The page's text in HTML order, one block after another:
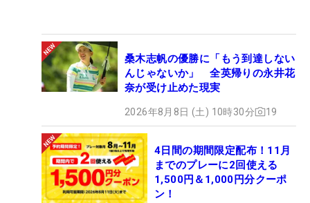
桑木志帆の優勝に「もう到達しない
んじゃないか」 全英帰りの永井花
奈が受け止めた現実
2026年8月8日 (土) 10時30分 19
4日間の期間限定配布！11月
までのプレーに2回使える
1,500円＆1,000円分クーポ
ン！